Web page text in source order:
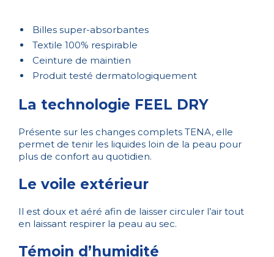
Billes super-absorbantes
Textile 100% respirable
Ceinture de maintien
Produit testé dermatologiquement
La technologie FEEL DRY
Présente sur les changes complets TENA, elle
permet de tenir les liquides loin de la peau pour
plus de confort au quotidien.
Le voile extérieur
Il est doux et aéré afin de laisser circuler l’air tout
en laissant respirer la peau au sec.
Témoin d’humidité